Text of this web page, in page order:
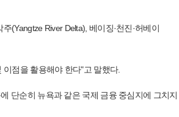
(Yangtze River Delta), 베이징·천진·허베이
점을 활용해야 한다"고 말했다.
단순히 뉴욕과 같은 국제 금융 중심지에 그치지